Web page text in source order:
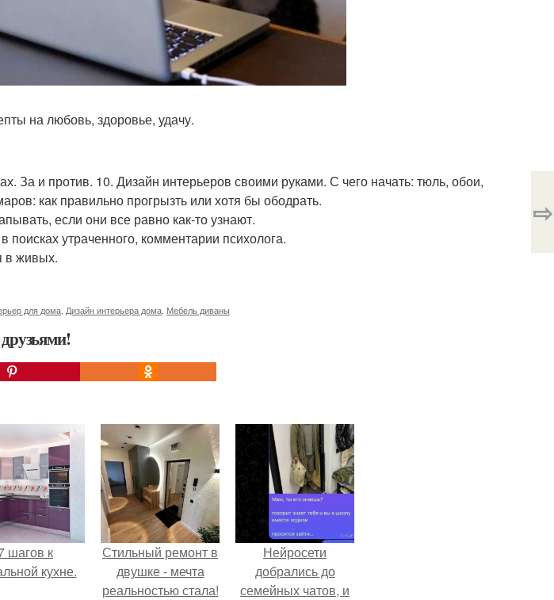
на любовь, здоровье, удачу.
За и против. 10. Дизайн интерьеров своими руками. С чего начать: тюль, обои,
как правильно прогрызть или хотя бы ободрать.
если они все равно как-то узнают.
утраченного, комментарии психолога.
в живых.
для дома Дизайн интерьера дома Мебель диваны
⇨
шагов к
кухне.
Стильный ремонт в
двушке - мечта
реальностью стала!
Нейросети
добрались до
семейных чатов, и